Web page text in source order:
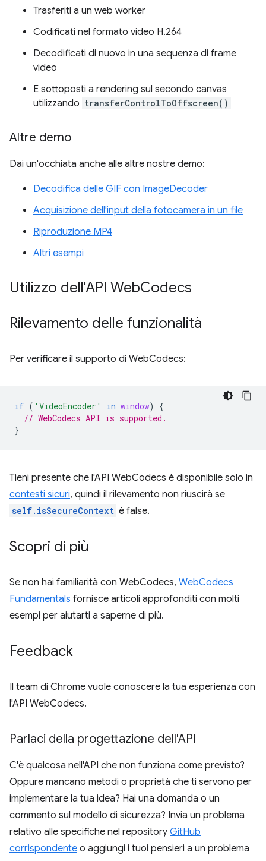
Trasferiti a un web worker
Codificati nel formato video H.264
Decodificati di nuovo in una sequenza di frame
video
E sottoposti a rendering sul secondo canvas
utilizzando transferControlToOffscreen()
Altre demo
Dai un'occhiata anche alle altre nostre demo:
Decodifica delle GIF con ImageDecoder
Acquisizione dell'input della fotocamera in un file
Riproduzione MP4
Altri esempi
Utilizzo dell'API WebCodecs
Rilevamento delle funzionalità
Per verificare il supporto di WebCodecs:
if ( 'VideoEncoder' in window)
{
// WebCodecs API is supported.
}
Tieni presente che l'API WebCodecs è disponibile solo in
contesti sicuri, quindi il rilevamento non riuscirà se
self.isSecureContext è false.
Scopri di più
Se non hai familiarità con WebCodecs, WebCodecs
Fundamentals fornisce articoli approfonditi con molti
esempi per aiutarti a saperne di più.
Feedback
Il team di Chrome vuole conoscere la tua esperienza con
l'API WebCodecs.
Parlaci della progettazione dell'API
C'è qualcosa nell'API che non funziona come previsto?
Oppure mancano metodi o proprietà che ti servono per
implementare la tua idea? Hai una domanda o un
commento sul modello di sicurezza? Invia un problema
relativo alle specifiche nel repository GitHub
corrispondente o aggiungi i tuoi pensieri a un problema